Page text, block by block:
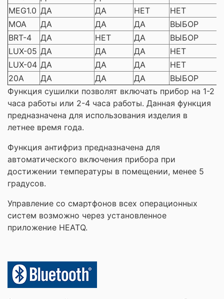
MEG1.0 ДА ДА НЕТ НЕТ
MOA
ДА ДА ДА ВЫБОР
BRT-4
ДА НЕТ ДА ВЫБОР
LUX-05 ДА ДА ДА НЕТ
LUX-04 ДА ДА ДА НЕТ
20A
ДА ДА ДА ВЫБОР
Функция сушилки позволят включать прибор на 1-2
часа работы или 2-4 часа работы. Данная функция
предназначена для использования изделия в
летнее время года.
Функция антифриз предназначена для
автоматического включения прибора при
достижении температуры в помещении, менее 5
градусов.
Управление со смартфонов всех операционных
систем возможно через установленное
приложение HEATQ.